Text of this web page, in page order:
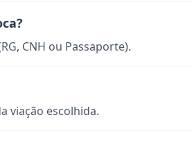
CNH ou Passaporte).
viação escolhida.